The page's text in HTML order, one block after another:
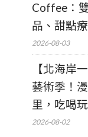
Coffee：
品、甜點
2026-08-03
【北海岸
藝術季！
里，吃喝
2026-08-02